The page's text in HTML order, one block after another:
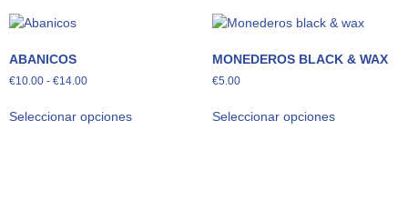
ABANICOS
€10.00 - €14.00
Seleccionar opciones
MONEDEROS BLACK & WAX
€5.00
Seleccionar opciones